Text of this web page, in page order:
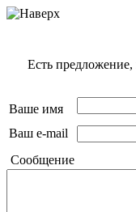
Есть
Ваше имя
Ваш e-mail
Сообщение